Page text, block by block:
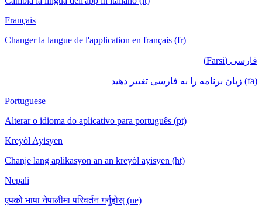
Français
Changer la langue de l'application en français (fr)
فارسی (Farsi)
(fa) زبان برنامه را به فارسی تغییر دهید
Portuguese
Alterar o idioma do aplicativo para português (pt)
Kreyòl Ayisyen
Chanje lang aplikasyon an an kreyòl ayisyen (ht)
Nepali
एपको भाषा नेपालीमा परिवर्तन गर्नुहोस् (ne)